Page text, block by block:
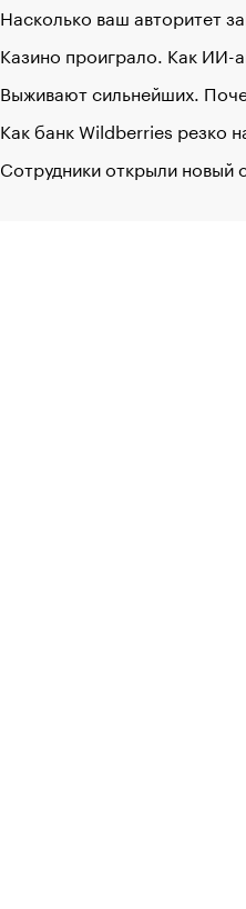
Насколько ваш авторитет
Казино проиграло. Как ИИ-
Выживают сильнейших.
Как банк Wildberries резко
Сотрудники открыли новый